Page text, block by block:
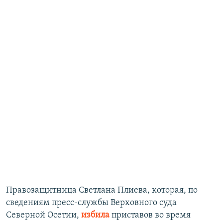
Правозащитница Светлана Плиева, которая, по
сведениям пресс-службы Верховного суда
Северной Осетии, избила приставов во время